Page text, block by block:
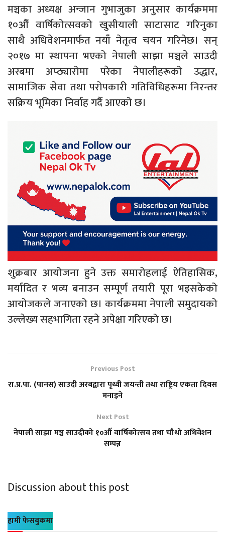
मञ्चका अध्यक्ष अन्जान गुभाजुका अनुसार कार्यक्रममा
१०औँ वार्षिकोत्सवको खुसीयाली साटासाट गरिनुका
साथै अधिवेशनमार्फत नयाँ नेतृत्व चयन गरिनेछ। सन्
२०१७ मा स्थापना भएको नेपाली साझा मञ्चले साउदी
अरबमा अप्ठ्यारोमा परेका नेपालीहरूको उद्धार,
सामाजिक सेवा तथा परोपकारी गतिविधिहरूमा निरन्तर
सक्रिय भूमिका निर्वाह गर्दै आएको छ।
शुक्रबार आयोजना हुने उक्त समारोहलाई ऐतिहासिक,
मर्यादित र भव्य बनाउन सम्पूर्ण तयारी पूरा भइसकेको
आयोजकले जनाएको छ। कार्यक्रममा नेपाली समुदायको
उल्लेख्य सहभागिता रहने अपेक्षा गरिएको छ।
Previous Post
रा.प्र.पा. (पानस) साउदी अरबद्वारा पृथ्वी जयन्ती तथा राष्ट्रिय एकता दिवस
मनाइने
Next Post
नेपाली साझा मञ्च साउदीको १०औँ वार्षिकोत्सव तथा चौथो अधिवेशन
सम्पन्न
Discussion about this post
हामी फेसबुकमा